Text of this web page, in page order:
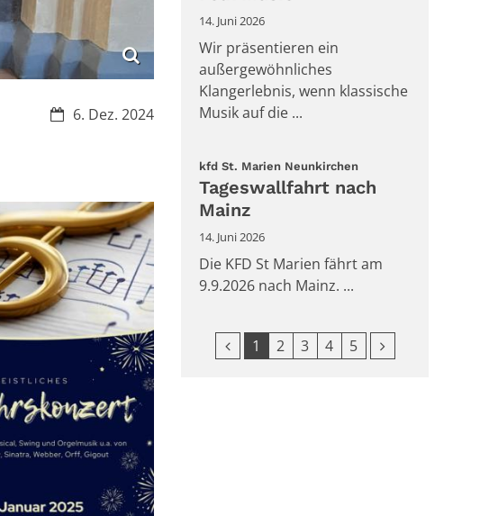
Datum:6. Dez. 2024
14. Juni 2026
Wir präsentieren ein
außergewöhnliches
Klangerlebnis, wenn klassische
Musik auf die ...
kfd St. Marien Neunkirchen:
Tageswallfahrt nach
Mainz
14. Juni 2026
Die KFD St Marien fährt am
9.9.2026 nach Mainz. ...
Vorherige Seite
1 2 3 4 5 Nächste Seite